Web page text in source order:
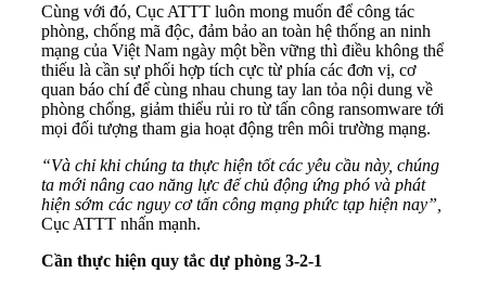
Cùng với đó, Cục ATTT luôn mong muốn để công tác
phòng, chống mã độc, đảm bảo an toàn hệ thống an ninh
mạng của Việt Nam ngày một bền vững thì điều không thể
thiếu là cần sự phối hợp tích cực từ phía các đơn vị, cơ
quan báo chí để cùng nhau chung tay lan tỏa nội dung về
phòng chống, giảm thiểu rủi ro từ tấn công ransomware tới
mọi đối tượng tham gia hoạt động trên môi trường mạng.
“Và chỉ khi chúng ta thực hiện tốt các yêu cầu này, chúng
ta mới nâng cao năng lực để chủ động ứng phó và phát
hiện sớm các nguy cơ tấn công mạng phức tạp hiện nay”,
Cục ATTT nhấn mạnh.
Cần thực hiện quy tắc dự phòng 3-2-1